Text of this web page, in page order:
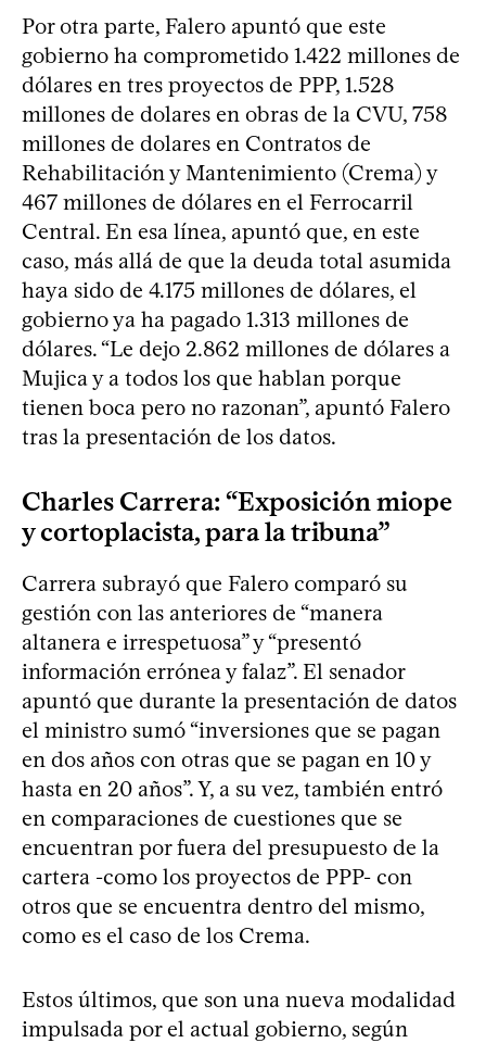
Por otra parte, Falero apuntó que este
gobierno ha comprometido 1.422 millones de
dólares en tres proyectos de PPP, 1.528
millones de dolares en obras de la CVU, 758
millones de dolares en Contratos de
Rehabilitación y Mantenimiento (Crema) y
467 millones de dólares en el Ferrocarril
Central. En esa línea, apuntó que, en este
caso, más allá de que la deuda total asumida
haya sido de 4.175 millones de dólares, el
gobierno ya ha pagado 1.313 millones de
dólares. “Le dejo 2.862 millones de dólares a
Mujica y a todos los que hablan porque
tienen boca pero no razonan”, apuntó Falero
tras la presentación de los datos.
Charles Carrera: “Exposición miope
y cortoplacista, para la tribuna”
Carrera subrayó que Falero comparó su
gestión con las anteriores de “manera
altanera e irrespetuosa” y “presentó
información errónea y falaz”. El senador
apuntó que durante la presentación de datos
el ministro sumó “inversiones que se pagan
en dos años con otras que se pagan en 10 y
hasta en 20 años”. Y, a su vez, también entró
en comparaciones de cuestiones que se
encuentran por fuera del presupuesto de la
cartera -como los proyectos de PPP- con
otros que se encuentra dentro del mismo,
como es el caso de los Crema.
Estos últimos, que son una nueva modalidad
impulsada por el actual gobierno, según